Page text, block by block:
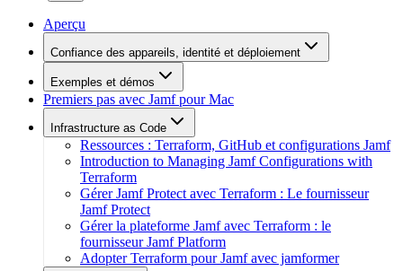
Aperçu
Confiance des appareils, identité et déploiement
Exemples et démos
Premiers pas avec Jamf pour Mac
Infrastructure as Code
Ressources : Terraform, GitHub et configurations Jamf
Introduction to Managing Jamf Configurations with
Terraform
Gérer Jamf Protect avec Terraform : Le fournisseur
Jamf Protect
Gérer la plateforme Jamf avec Terraform : le
fournisseur Jamf Platform
Adopter Terraform pour Jamf avec jamformer